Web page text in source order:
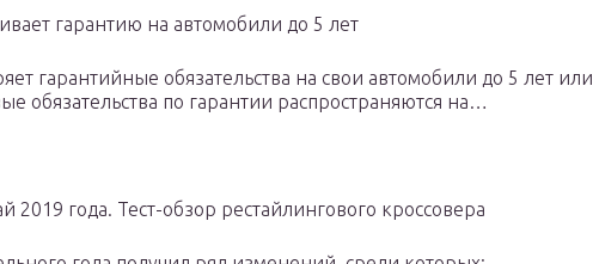
гарантию на автомобили до 5 лет
гарантийные обязательства на свои автомобили до 5 лет или
обязательства по гарантии распространяются на…
2019 года. Тест-обзор рестайлингового кроссовера